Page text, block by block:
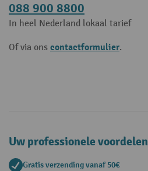
088 900 8800
In heel Nederland lokaal tarief
Of via ons contactformulier.
Uw professionele voordelen
Gratis verzending vanaf 50€